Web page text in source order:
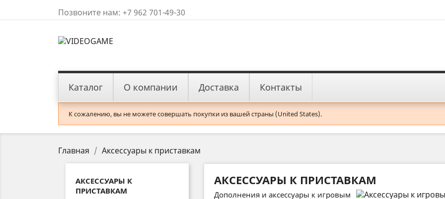
Позвоните нам: +7 962 701-49-30
Каталог О компании Доставка Контакты
К сожалению, вы не можете совершать покупки из вашей страны (United States).
Главная Аксессуары к приставкам
АКСЕССУАРЫ К
ПРИСТАВКАМ
АКСЕССУАРЫ К ПРИСТАВКАМ
Дополнения и аксессуары к игровым